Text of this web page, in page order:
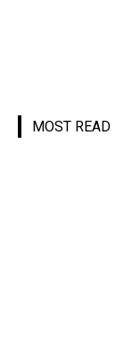
MOST READ